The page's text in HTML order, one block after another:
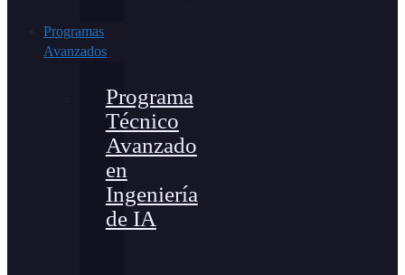
Programas
Avanzados
Programa
Técnico
Avanzado
en
Ingeniería
de IA